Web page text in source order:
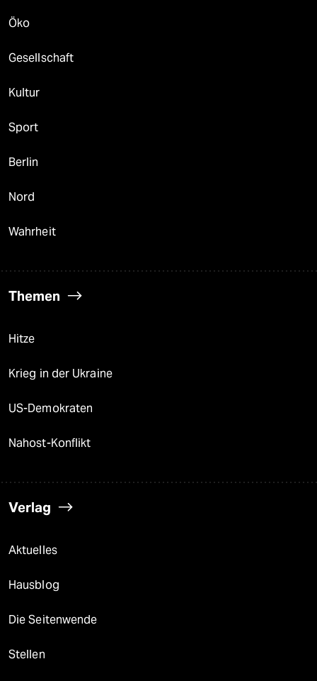
Öko
Gesellschaft
Kultur
Sport
Berlin
Nord
Wahrheit
Themen
Hitze
Krieg in der Ukraine
US-Demokraten
Nahost-Konflikt
Verlag
Aktuelles
Hausblog
Die Seitenwende
Stellen